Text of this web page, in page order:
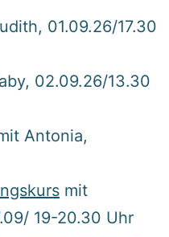
01.09.26/17.30
02.09.26/13.30
Antonia,
mit
19-20.30 Uhr